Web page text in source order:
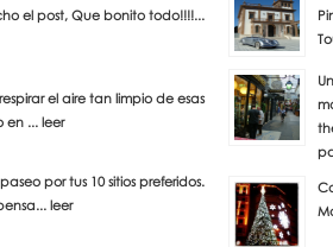
el post, Que bonito todo!!!!...
el aire tan limpio de esas
en ... leer
por tus 10 sitios preferidos.
leer